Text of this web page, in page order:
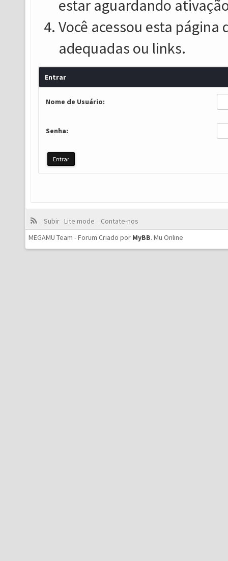
estar aguardando
Você acessou esta
adequadas ou links.
Entrar
Nome de Usuário:
Senha:
Subir Lite mode
Contate-nos
MEGAMU Team - Forum Criado por MyBB. Mu Online